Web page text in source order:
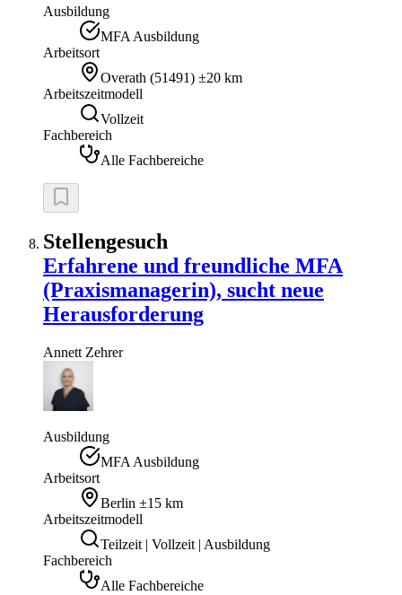
Ausbildung
MFA Ausbildung
Arbeitsort
Overath (51491) ±20 km
Arbeitszeitmodell
Vollzeit
Fachbereich
Alle Fachbereiche
Stellengesuch
Erfahrene und freundliche MFA
(Praxismanagerin), sucht neue
Herausforderung
Annett Zehrer
Ausbildung
MFA Ausbildung
Arbeitsort
Berlin ±15 km
Arbeitszeitmodell
Teilzeit | Vollzeit | Ausbildung
Fachbereich
Alle Fachbereiche